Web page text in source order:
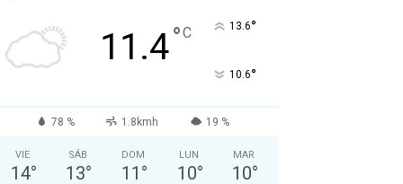
11.4°C 13.6°
10.6°
78 % 1.8kmh 19 %
VIE
14°
SÁB
13°
DOM
11 °
LUN
10°
MAR
10°